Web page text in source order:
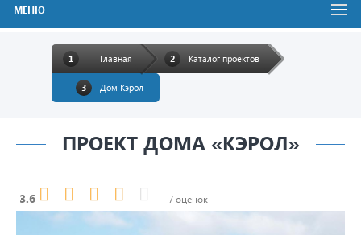
МЕНЮ
Главная Каталог проектов
Дом Кэрол
ПРОЕКТ ДОМА «КЭРОЛ»
3.6 7 оценок